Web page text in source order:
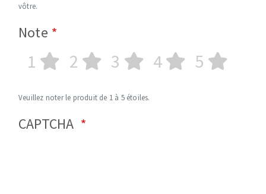
vôtre.
Note
1 2 3 4 5
Veuillez noter le produit de 1 à 5 étoiles.
CAPTCHA